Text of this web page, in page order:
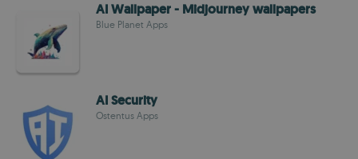
AI Wallpaper - Midjourney wallpapers
Blue Planet Apps
AI Security
Ostentus Apps